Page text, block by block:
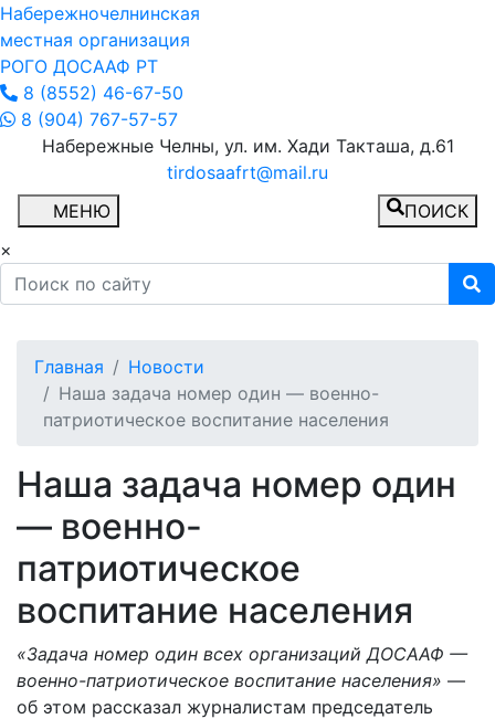
Набережночелнинская
местная организация
РОГО ДОСААФ РТ
8 (8552) 46-67-50
8 (904) 767-57-57
Набережные Челны, ул. им. Хади Такташа, д.61
tirdosaafrt@mail.ru
МЕНЮ
ПОИСК
×
Главная
Новости
Наша задача номер один — военно-
патриотическое воспитание населения
Наша задача номер один
— военно-
патриотическое
воспитание населения
«Задача номер один всех организаций ДОСААФ —
военно-патриотическое воспитание населения» —
об этом рассказал журналистам председатель